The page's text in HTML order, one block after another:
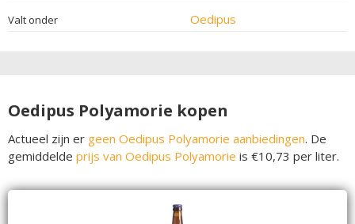
Valt onder Oedipus
Oedipus Polyamorie kopen
Actueel zijn er geen Oedipus Polyamorie aanbiedingen. De
gemiddelde prijs van Oedipus Polyamorie is €10,73 per liter.